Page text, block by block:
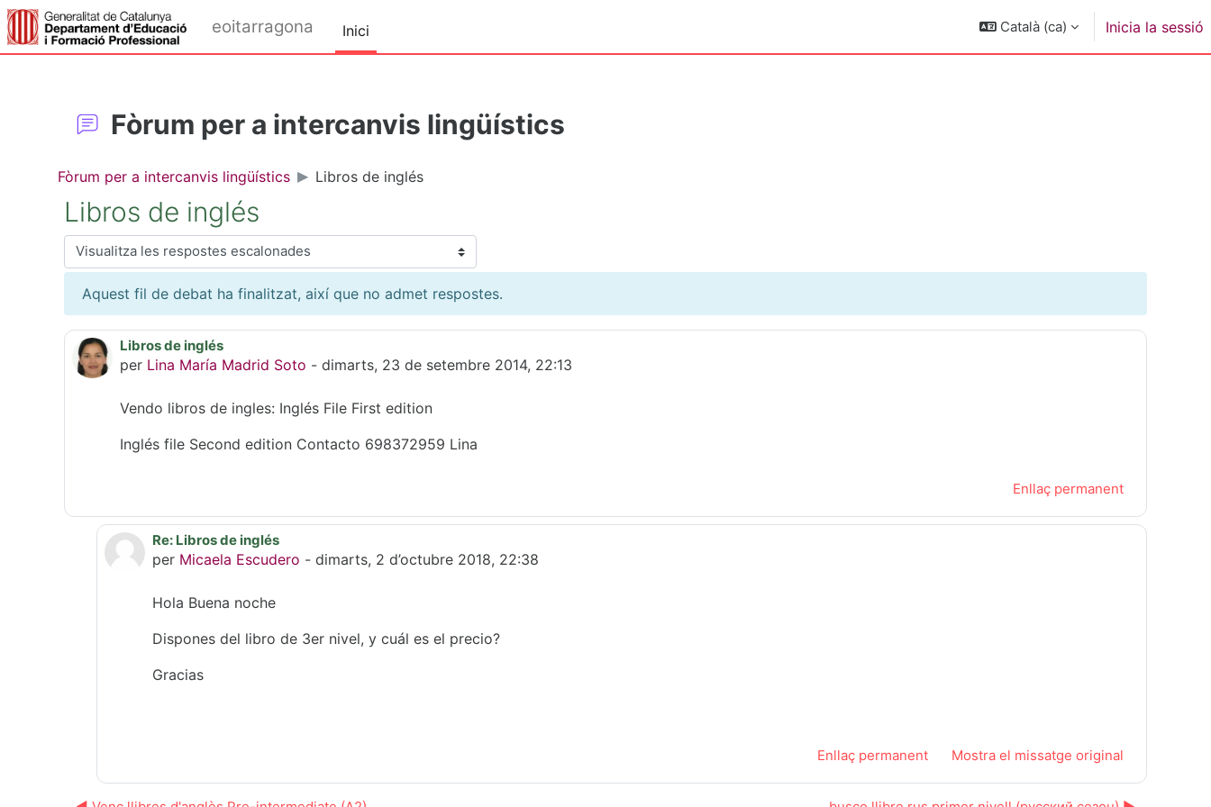
Ves al contingut principal
eoitarragona Inici Català ‎(ca)‎ Inicia la sessió
Fòrum per a intercanvis lingüístics
Fòrum per a intercanvis lingüístics Libros de inglés
Libros de inglés
Mode de visualització
Aquest fil de debat ha finalitzat, així que no admet respostes.
Libros de inglés
per Lina María Madrid Soto - dimarts, 23 de setembre 2014, 22:13
Nombre de respostes: 1
Vendo libros de ingles: Inglés File First edition
Inglés file Second edition Contacto 698372959 Lina
Enllaç permanent
En resposta a Lina María Madrid Soto
Re: Libros de inglés
per Micaela Escudero -dimarts, 2 d’octubre 2018, 22:38
Hola Buena noche
Dispones del libro de 3er nivel, y cuál es el precio?
Gracias
Enllaç permanent Mostra el missatge original